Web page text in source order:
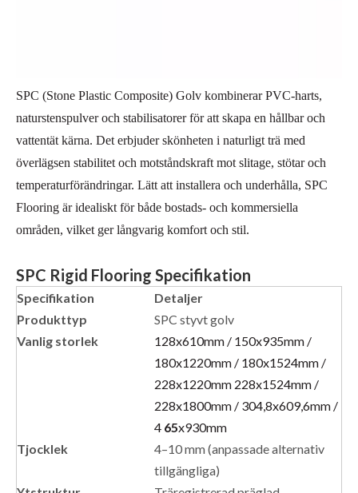
SPC (Stone Plastic Composite) Golv kombinerar PVC-harts,
naturstenspulver och stabilisatorer för att skapa en hållbar och
vattentät kärna. Det erbjuder skönheten i naturligt trä med
överlägsen stabilitet och motståndskraft mot slitage, stötar och
temperaturförändringar. Lätt att installera och underhålla, SPC
Flooring är idealiskt för både bostads- och kommersiella
områden, vilket ger långvarig komfort och stil.
SPC Rigid Flooring Specifikation
Specifikation
Detaljer
Produkttyp
SPC styvt golv
Vanlig storlek
128x610mm / 150x935mm /
180x1220mm / 180x1524mm /
228x1220mm 228x1524mm /
228x1800mm / 304,8x609,6mm /
4 65x930mm
Tjocklek
4–10 mm (anpassade alternativ
tillgängliga)